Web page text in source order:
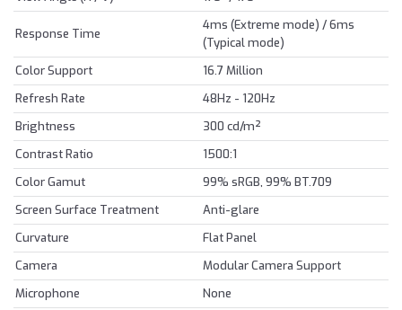
Response Time
4ms (Extreme mode) / 6ms
(Typical mode)
Color Support
16.7 Million
Refresh Rate
48Hz - 120Hz
Brightness
300 cd/m²
Contrast Ratio
1500:1
Color Gamut
99% sRGB, 99% BT.709
Screen Surface Treatment
Anti-glare
Curvature
Flat Panel
Camera
Modular Camera Support
Microphone
None